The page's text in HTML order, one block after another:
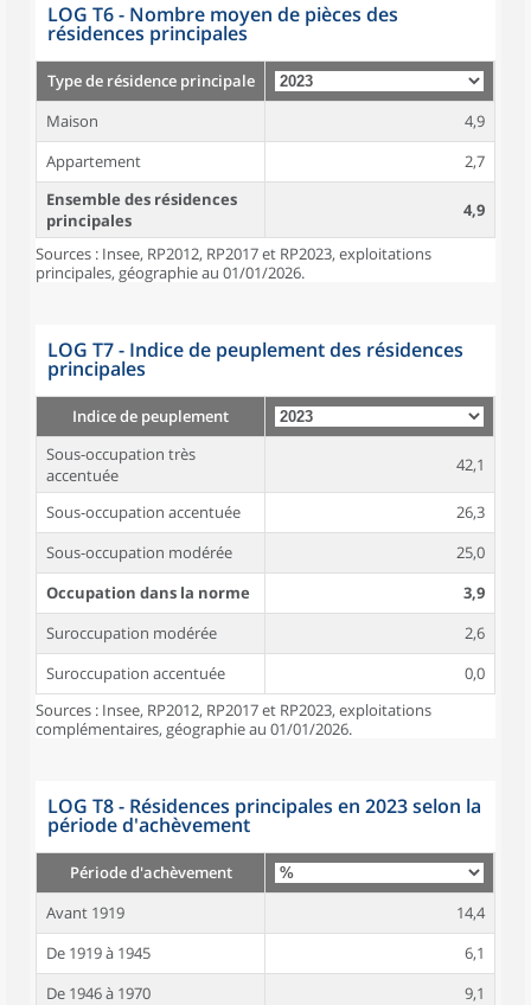
LOG T6 - Nombre moyen de pièces des
résidences principales
Type de résidence principale
Maison
4,9
Appartement
2,7
Ensemble des résidences
principales
4,9
Sources : Insee, RP2012, RP2017 et RP2023, exploitations
principales, géographie au 01/01/2026.
LOG T7 - Indice de peuplement des résidences
principales
Indice de peuplement
Sous-occupation très
accentuée
42,1
Sous-occupation accentuée
26,3
Sous-occupation modérée
25,0
Occupation dans la norme
3,9
Suroccupation modérée
2,6
Suroccupation accentuée
0,0
Sources : Insee, RP2012, RP2017 et RP2023, exploitations
complémentaires, géographie au 01/01/2026.
LOG T8 - Résidences principales en 2023 selon la
période d'achèvement
Période d'achèvement
Avant 1919
14,4
De 1919 à 1945
6,1
De 1946 à 1970
9,1